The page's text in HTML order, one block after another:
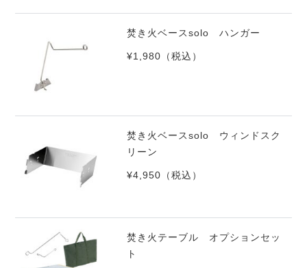
焚き火ベースsolo ハンガー
¥1,980 （税込）
焚き火ベースsolo ウィンドスク
リーン
¥4,950 （税込）
焚き火テーブル オプションセッ
ト